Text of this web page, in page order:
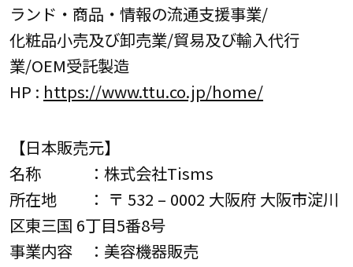
ランド・商品・情報の流通支援事業/
化粧品小売及び卸売業/貿易及び輸入代行
業/OEM受託製造
HP : https://www.ttu.co.jp/home/
【日本販売元】
名称 ：株式会社Tisms
所在地 ： 〒 532 – 0002 大阪府 大阪市淀川
区東三国 6丁目5番8号
事業内容 ：美容機器販売